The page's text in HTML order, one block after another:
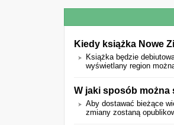
Kiedy książka Nowe
Książka będzie
wyświetlany region
W jaki sposób można
Aby dostawać bieżące
zmiany zostaną